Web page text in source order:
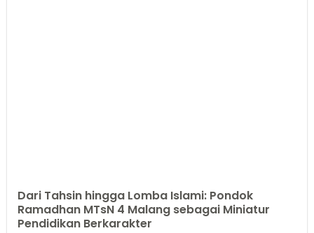
Dari Tahsin hingga Lomba Islami: Pondok
Ramadhan MTsN 4 Malang sebagai Miniatur
Pendidikan Berkarakter